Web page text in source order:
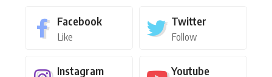
Facebook
Like
Twitter
Follow
Instagram Youtube